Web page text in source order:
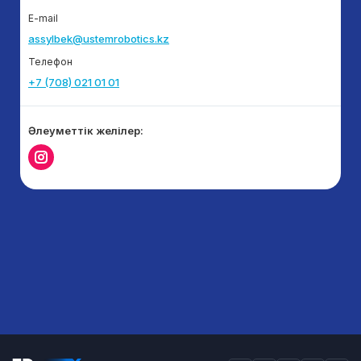
E-mail
assylbek@ustemrobotics.kz
Телефон
+7 (708) 021 01 01
Әлеуметтік желілер: